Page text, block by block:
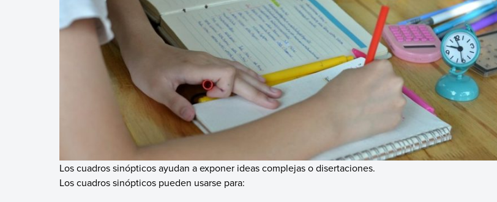
Los cuadros sinópticos ayudan a exponer ideas complejas o disertaciones.
Los cuadros sinópticos pueden usarse para: